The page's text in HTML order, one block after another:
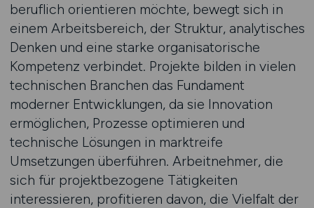
beruflich orientieren möchte, bewegt sich in
einem Arbeitsbereich, der Struktur, analytisches
Denken und eine starke organisatorische
Kompetenz verbindet. Projekte bilden in vielen
technischen Branchen das Fundament
moderner Entwicklungen, da sie Innovation
ermöglichen, Prozesse optimieren und
technische Lösungen in marktreife
Umsetzungen überführen. Arbeitnehmer, die
sich für projektbezogene Tätigkeiten
interessieren, profitieren davon, die Vielfalt der